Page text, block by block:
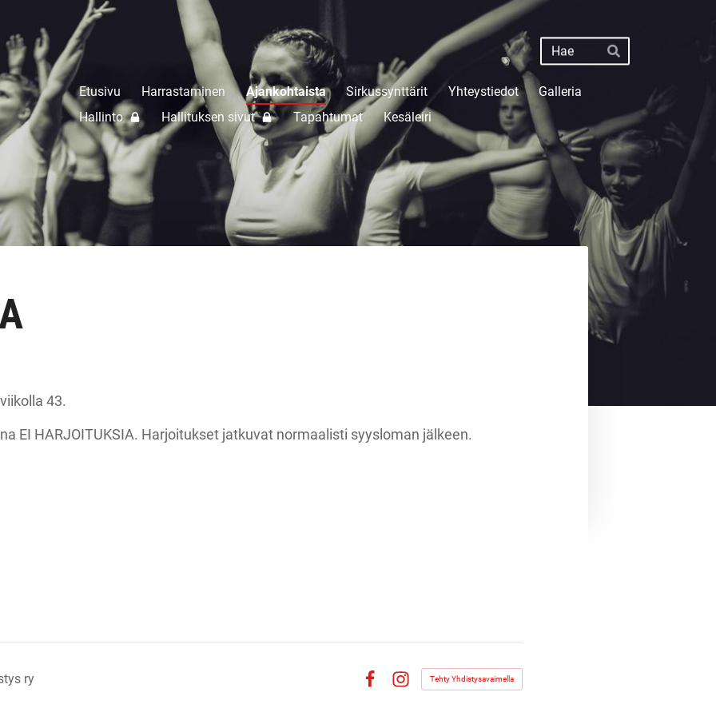
Hae
Etusivu Harrastaminen Ajankohtaista Sirkussynttärit Yhteystiedot
Galleria
Hallinto
Hallituksen sivut Tapahtumat Kesäleiri
43.
EI HARJOITUKSIA. Harjoitukset jatkuvat normaalisti syysloman jälkeen.
ry
Instagram
Tehty Yhdistysavaimella